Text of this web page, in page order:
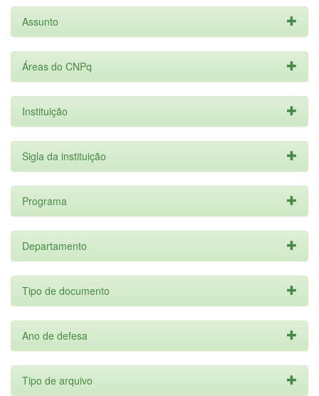
Assunto
Áreas do CNPq
Instituição
Sigla da instituição
Programa
Departamento
Tipo de documento
Ano de defesa
Tipo de arquivo